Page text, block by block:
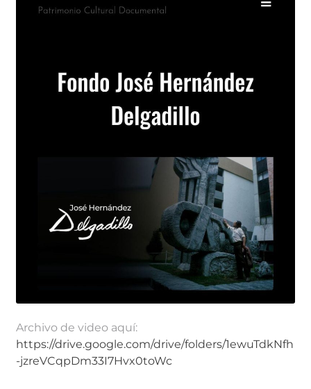
Archivo de video aquí:
https://drive.google.com/drive/folders/1ewuTdkNfh
-jzreVCqpDm33I7Hvx0toWc